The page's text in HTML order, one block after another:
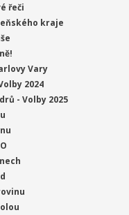
řeči
kraje
Vary
2024
- Volby 2025